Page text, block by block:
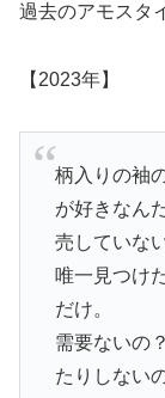
過去のアモスタ
【2023年】
柄入りの袖
が好きなん
売していな
唯一見つけ
だけ。
需要ないの
たりしない